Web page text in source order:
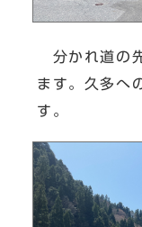
分かれ道の
ます。久多へ
す。